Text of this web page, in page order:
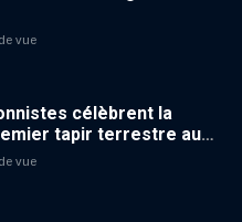
vue
célèbrent la
tapir terrestre au
Uni depuis 14 ans
vue